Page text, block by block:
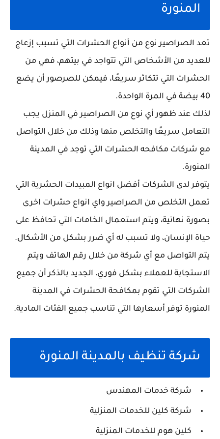
المنورة
تعد الصراصير نوع من أنواع الحشرات التي تسبب إزعاج
للعديد من الأشخاص التي تتواجد في بيتهم، فهي من
الحشرات التي تتكاثر سريعًا، فيمكن للصرصور أن يضع
40 بيضة في المرة الواحدة.
لذلك عند ظهور أي نوع من الصراصير في المنزل يجب
التعامل سريعًا والتخلص منها وذلك من خلال التواصل
مع شركات مكافحه الحشرات التي توجد في المدينة
المنورة.
يتوفر لدى الشركات أفضل انواع المبيدات الحشرية التي
تعمل التخلص من الصراصير واي انواع حشرات اخرى
بصورة نهائية، ويتم استعمال الخامات التي تحافظ على
حياة الإنسان، ولا تسبب له أي ضرر بشكل من الأشكال.
يتم التواصل مع أي شركة من خلال رقم الهاتف ويتم
الاستجابة للعملاء بشكل فوري، الجديد بالذكر أن جميع
الشركات التي تقوم بمكافحة الحشرات في المدينة
المنورة توفر أسعارها التي تناسب جميع الفئات المادية.
شركة تنظيف بالمدينة المنورة
شركة خدمات المهندس
شركة كلين للخدمات المنزلية
كلين هوم للخدمات المنزلية